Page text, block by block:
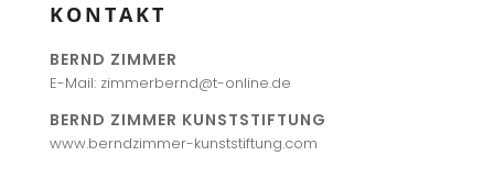
KONTAKT
BERND ZIMMER
E-Mail: zimmerbernd@t-online.de
BERND ZIMMER KUNSTSTIFTUNG
www.berndzimmer-kunststiftung.com